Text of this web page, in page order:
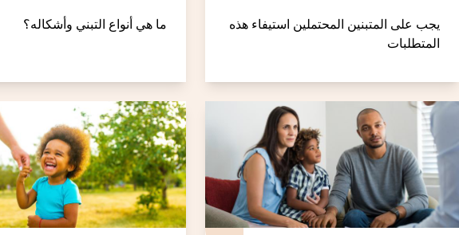
يجب على المتبنين المحتملين استيفاء هذه
المتطلبات
ما هي أنواع التبني وأشكاله؟